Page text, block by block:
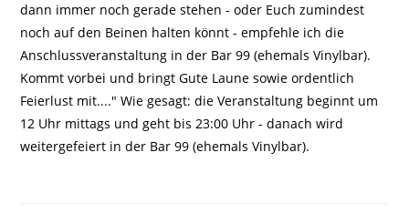
dann immer noch gerade stehen - oder Euch zumindest
noch auf den Beinen halten könnt - empfehle ich die
Anschlussveranstaltung in der Bar 99 (ehemals Vinylbar).
Kommt vorbei und bringt Gute Laune sowie ordentlich
Feierlust mit...." Wie gesagt: die Veranstaltung beginnt um
12 Uhr mittags und geht bis 23:00 Uhr - danach wird
weitergefeiert in der Bar 99 (ehemals Vinylbar).